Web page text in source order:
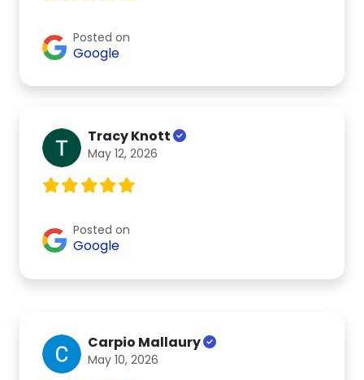
Posted on
Google
Tracy Knott
May 12, 2026
Posted on
Google
Carpio Mallaury
May 10, 2026